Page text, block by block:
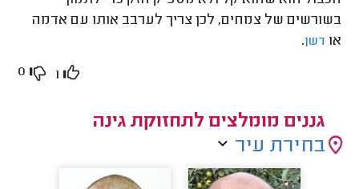
בשורשים של צמחים, לכן צריך לערבב אותו עם אדמה
או דשן.
1
0
גננים מומלצים לתחזוקת גינה
בחירת עיר